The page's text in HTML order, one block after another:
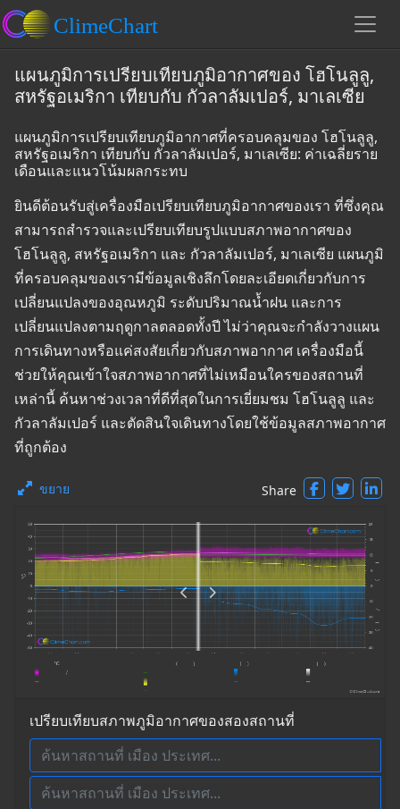
แผนภูมิการเปรียบเทียบภูมิอากาศของ โฮโนลูลู,
สหรัฐอเมริกา เทียบกับ กัวลาลัมเปอร์, มาเลเซีย
แผนภูมิการเปรียบเทียบภูมิอากาศที่ครอบคลุมของ โฮโนลูลู,
สหรัฐอเมริกา เทียบกับ กัวลาลัมเปอร์, มาเลเซีย: ค่าเฉลี่ยราย
เดือนและแนวโน้มผลกระทบ
ยินดีต้อนรับสู่เครื่องมือเปรียบเทียบภูมิอากาศของเรา ที่ซึ่งคุณ
สามารถสำรวจและเปรียบเทียบรูปแบบสภาพอากาศของ
โฮโนลูลู, สหรัฐอเมริกา และ กัวลาลัมเปอร์, มาเลเซีย แผนภูมิ
ที่ครอบคลุมของเรามีข้อมูลเชิงลึกโดยละเอียดเกี่ยวกับการ
เปลี่ยนแปลงของอุณหภูมิ ระดับปริมาณน้ำฝน และการ
เปลี่ยนแปลงตามฤดูกาลตลอดทั้งปี ไม่ว่าคุณจะกำลังวางแผน
การเดินทางหรือแค่สงสัยเกี่ยวกับสภาพอากาศ เครื่องมือนี้
ช่วยให้คุณเข้าใจสภาพอากาศที่ไม่เหมือนใครของสถานที่
เหล่านี้ ค้นหาช่วงเวลาที่ดีที่สุดในการเยี่ยมชม โฮโนลูลู และ
กัวลาลัมเปอร์ และตัดสินใจเดินทางโดยใช้ข้อมูลสภาพอากาศ
ที่ถูกต้อง
ขยาย Share
เปรียบเทียบสภาพภูมิอากาศของสองสถานที่